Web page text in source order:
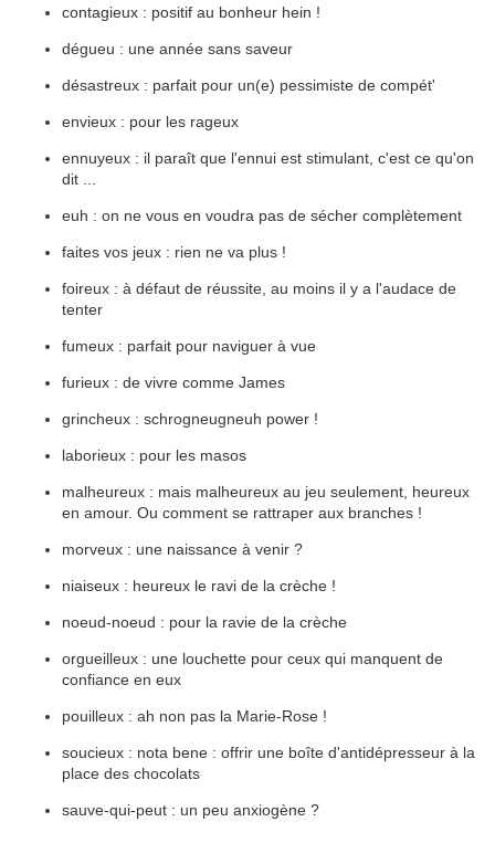
contagieux : positif au bonheur hein !
dégueu : une année sans saveur
désastreux : parfait pour un(e) pessimiste de compét'
envieux : pour les rageux
ennuyeux : il paraît que l'ennui est stimulant, c'est ce qu'on
dit ...
euh : on ne vous en voudra pas de sécher complètement
faites vos jeux : rien ne va plus !
foireux : à défaut de réussite, au moins il y a l'audace de
tenter
fumeux : parfait pour naviguer à vue
furieux : de vivre comme James
grincheux : schrogneugneuh power !
laborieux : pour les masos
malheureux : mais malheureux au jeu seulement, heureux
en amour. Ou comment se rattraper aux branches !
morveux : une naissance à venir ?
niaiseux : heureux le ravi de la crèche !
noeud-noeud : pour la ravie de la crèche
orgueilleux : une louchette pour ceux qui manquent de
confiance en eux
pouilleux : ah non pas la Marie-Rose !
soucieux : nota bene : offrir une boîte d'antidépresseur à la
place des chocolats
sauve-qui-peut : un peu anxiogène ?